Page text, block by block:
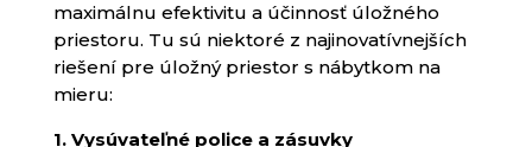
maximálnu efektivitu a účinnosť úložného
priestoru. Tu sú niektoré z najinovatívnejších
riešení pre úložný priestor s nábytkom na
mieru:
1. Vysúvateľné police a zásuvky